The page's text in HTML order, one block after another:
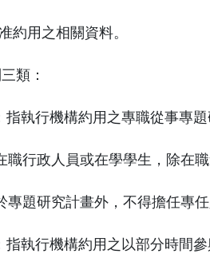
約用之相關資料。
類：
指執行機構約用之專職從事專
職行政人員或在學學生，除在
專題研究計畫外，不得擔任專
指執行機構約用之以部分時間